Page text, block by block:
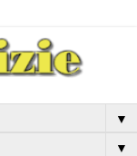
▼
▼